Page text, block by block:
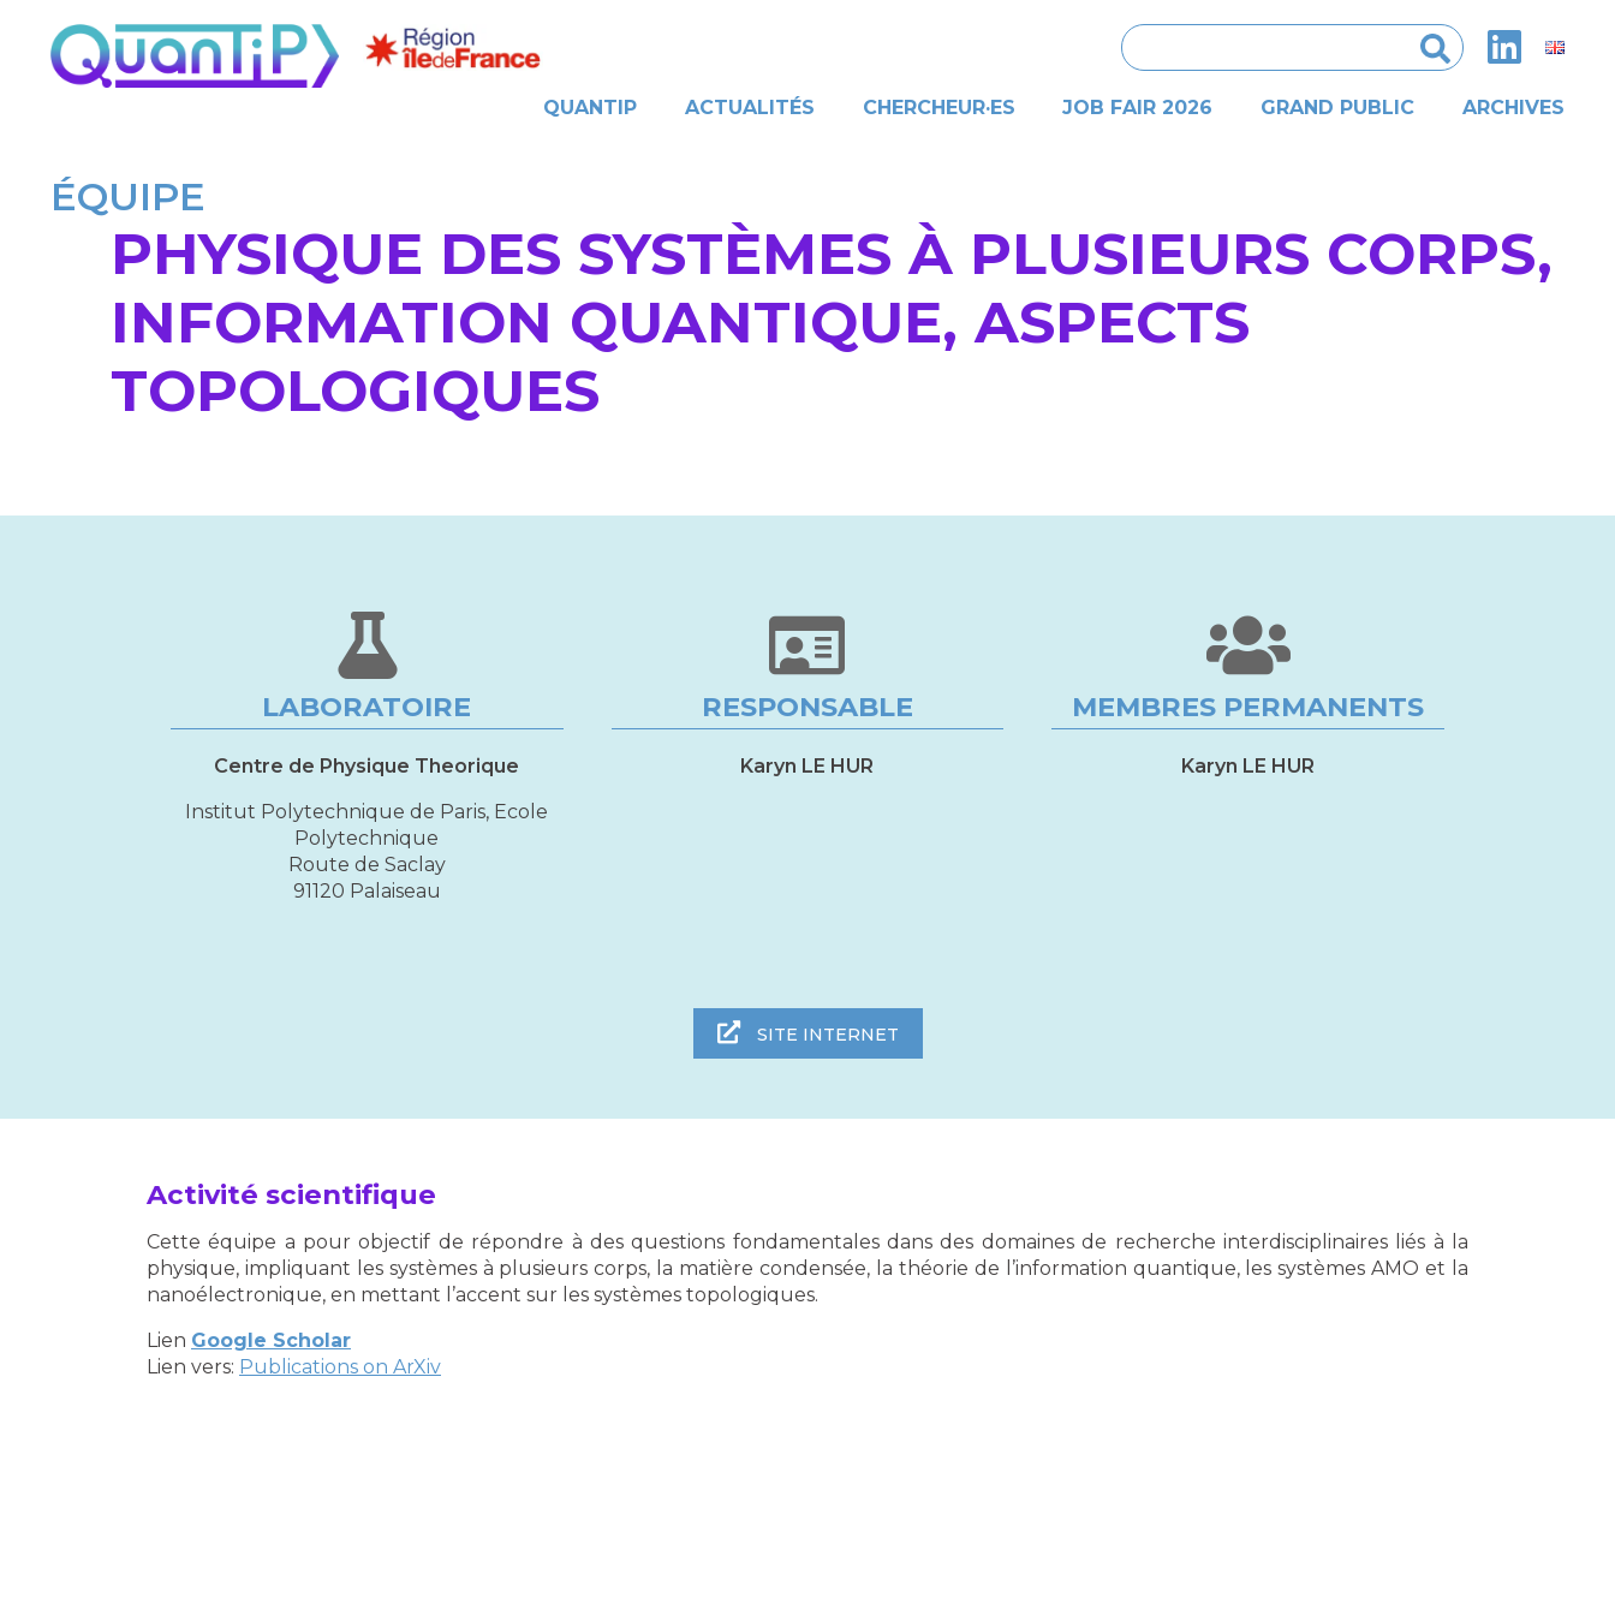
QUANTIP ACTUALITÉS CHERCHEUR·ES JOB FAIR 2026 GRAND PUBLIC ARCHIVES
ÉQUIPE
PHYSIQUE DES SYSTÈMES À PLUSIEURS CORPS,
INFORMATION QUANTIQUE, ASPECTS
TOPOLOGIQUES
LABORATOIRE
Centre de Physique Theorique
Institut Polytechnique de Paris, Ecole
Polytechnique
Route de Saclay
91120 Palaiseau
RESPONSABLE
Karyn LE HUR
MEMBRES PERMANENTS
Karyn LE HUR
SITE INTERNET
Activité scientifique
Cette équipe a pour objectif de répondre à des questions fondamentales dans des domaines de recherche interdisciplinaires liés à la
physique, impliquant les systèmes à plusieurs corps, la matière condensée, la théorie de l’information quantique, les systèmes AMO et la
nanoélectronique, en mettant l’accent sur les systèmes topologiques.
Lien Google Scholar
Lien vers: Publications on ArXiv